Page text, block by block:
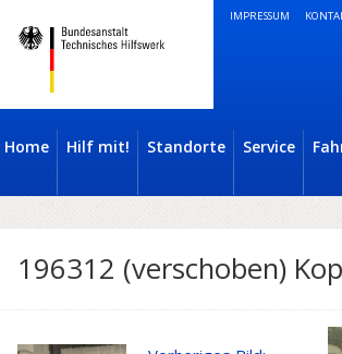
IMPRESSUM
Home Hilf mit! Standorte Service
196312 (verschoben)